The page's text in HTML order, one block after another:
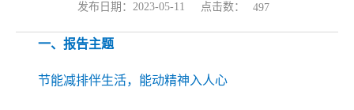
发布日期：2023-05-11 点击数： 497
一、报告主题
节能减排伴生活，能动精神入人心